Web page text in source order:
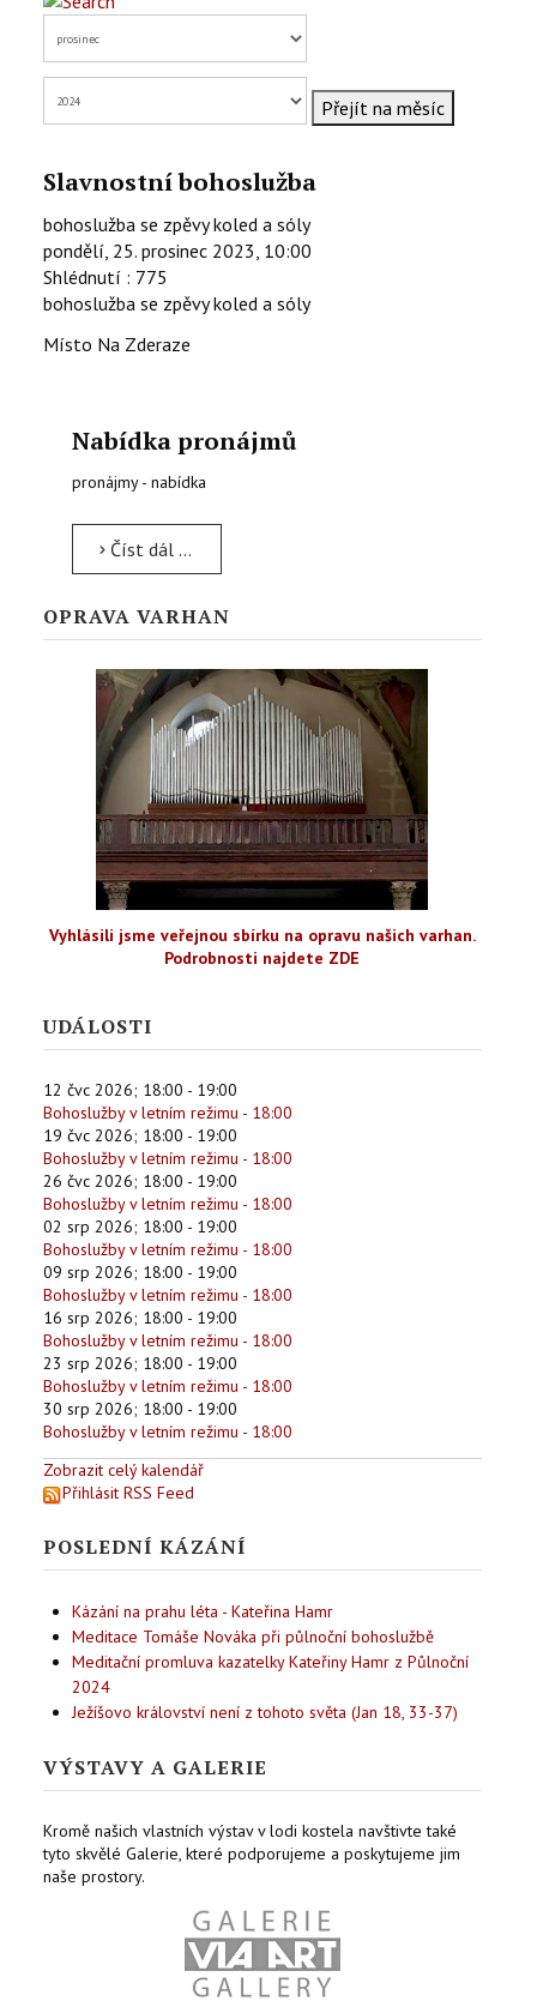
KONTAKTY
EN
Přejít na měsíc
Slavnostní bohoslužba
bohoslužba se zpěvy koled a sóly
pondělí, 25. prosinec 2023, 10:00
Shlédnutí : 775
bohoslužba se zpěvy koled a sóly
Místo Na Zderaze
Nabídka pronájmů
pronájmy - nabídka
Číst dál …
OPRAVA VARHAN
Vyhlásili jsme veřejnou sbírku na opravu našich varhan.
Podrobnosti najdete ZDE
UDÁLOSTI
12 čvc 2026; 18:00 - 19:00
Bohoslužby v letním režimu - 18:00
19 čvc 2026; 18:00 - 19:00
Bohoslužby v letním režimu - 18:00
26 čvc 2026; 18:00 - 19:00
Bohoslužby v letním režimu - 18:00
02 srp 2026; 18:00 - 19:00
Bohoslužby v letním režimu - 18:00
09 srp 2026; 18:00 - 19:00
Bohoslužby v letním režimu - 18:00
16 srp 2026; 18:00 - 19:00
Bohoslužby v letním režimu - 18:00
23 srp 2026; 18:00 - 19:00
Bohoslužby v letním režimu - 18:00
30 srp 2026; 18:00 - 19:00
Bohoslužby v letním režimu - 18:00
Zobrazit celý kalendář
Přihlásit RSS Feed
POSLEDNÍ KÁZÁNÍ
Kázání na prahu léta - Kateřina Hamr
Meditace Tomáše Nováka při půlnoční bohoslužbě
Meditační promluva kazatelky Kateřiny Hamr z Půlnoční
2024
Ježíšovo království není z tohoto světa (Jan 18, 33-37)
VÝSTAVY A GALERIE
Kromě našich vlastních výstav v lodi kostela navštivte také
tyto skvělé Galerie, které podporujeme a poskytujeme jim
naše prostory.